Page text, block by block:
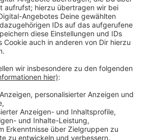
in diesem Jahr umsetzen
wir uns für das Thema
entschieden, ein großes
Aufmerksamkeit. Aber
Stadt weniger Autos und
Menschen und Fahrradverkehr.
wir das Motto „Kölle kritt dr
för Rädcher“ gewählt.“
nahmen deshalb auch am
vom Geisterzug findet ihrhier.